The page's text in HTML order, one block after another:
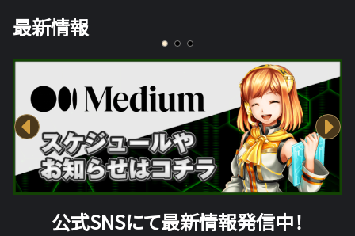
最新情報
公式SNSにて最新情報発信中！